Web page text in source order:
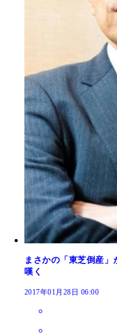
まさかの「東芝倒産
嘆く
2017年01月28日 06:00